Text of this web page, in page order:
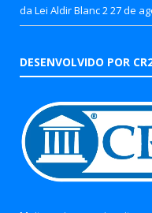
da Lei Aldir Blanc 227 de
DESENVOLVIDO POR